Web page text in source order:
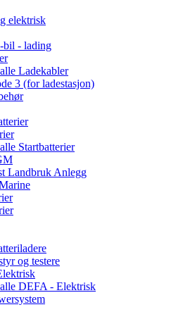
elektrisk
bil - lading
Ladekabler
3 (for ladestasjon)
Startbatterier
Landbruk Anlegg
og testere
DEFA - Elektrisk